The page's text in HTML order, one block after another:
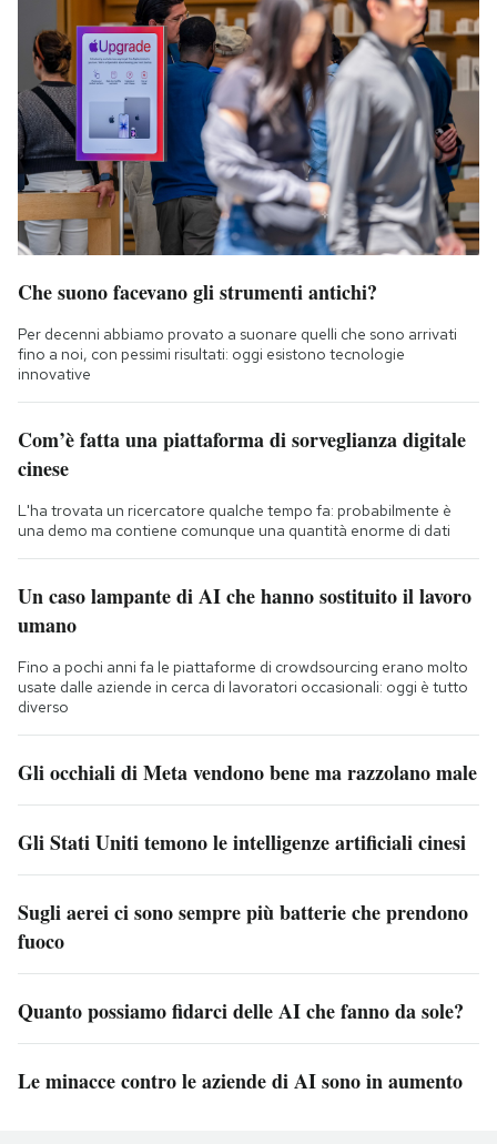
Che suono facevano gli strumenti antichi?
Per decenni abbiamo provato a suonare quelli che sono arrivati
fino a noi, con pessimi risultati: oggi esistono tecnologie
innovative
Com’è fatta una piattaforma di sorveglianza digitale
cinese
L'ha trovata un ricercatore qualche tempo fa: probabilmente è
una demo ma contiene comunque una quantità enorme di dati
Un caso lampante di AI che hanno sostituito il lavoro
umano
Fino a pochi anni fa le piattaforme di crowdsourcing erano molto
usate dalle aziende in cerca di lavoratori occasionali: oggi è tutto
diverso
Gli occhiali di Meta vendono bene ma razzolano male
Gli Stati Uniti temono le intelligenze artificiali cinesi
Sugli aerei ci sono sempre più batterie che prendono
fuoco
Quanto possiamo fidarci delle AI che fanno da sole?
Le minacce contro le aziende di AI sono in aumento